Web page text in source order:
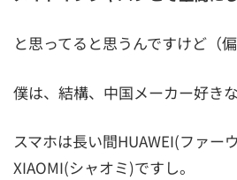
と思ってると思うんですけど（
僕は、結構、中国メーカー好きな
スマホは長い間HUAWEI(ファー
XIAOMI(シャオミ)ですし。